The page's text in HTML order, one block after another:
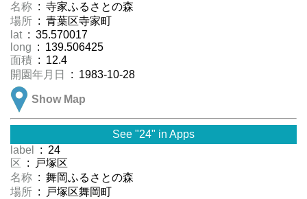
名称 : 寺家ふるさとの森
場所 : 青葉区寺家町
lat : 35.570017
long : 139.506425
面積 : 12.4
開園年月日
: 1983-10-28
Show Map
See "24" in Apps
label
: 24
区 : 戸塚区
名称 : 舞岡ふるさとの森
場所 : 戸塚区舞岡町